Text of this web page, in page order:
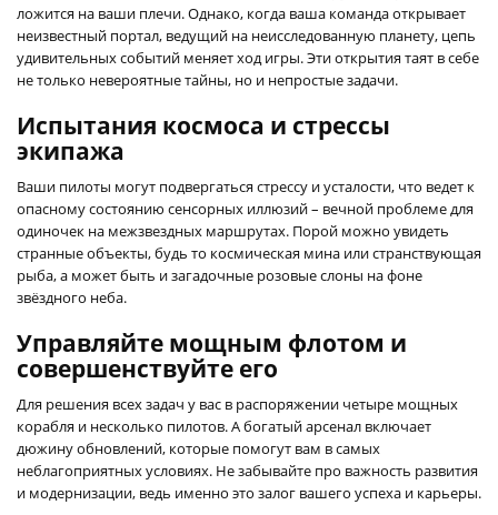
ложится на ваши плечи. Однако, когда ваша команда открывает
неизвестный портал, ведущий на неисследованную планету, цепь
удивительных событий меняет ход игры. Эти открытия таят в себе
не только невероятные тайны, но и непростые задачи.
Испытания космоса и стрессы
экипажа
Ваши пилоты могут подвергаться стрессу и усталости, что ведет к
опасному состоянию сенсорных иллюзий – вечной проблеме для
одиночек на межзвездных маршрутах. Порой можно увидеть
странные объекты, будь то космическая мина или странствующая
рыба, а может быть и загадочные розовые слоны на фоне
звёздного неба.
Управляйте мощным флотом и
совершенствуйте его
Для решения всех задач у вас в распоряжении четыре мощных
корабля и несколько пилотов. А богатый арсенал включает
дюжину обновлений, которые помогут вам в самых
неблагоприятных условиях. Не забывайте про важность развития
и модернизации, ведь именно это залог вашего успеха и карьеры.